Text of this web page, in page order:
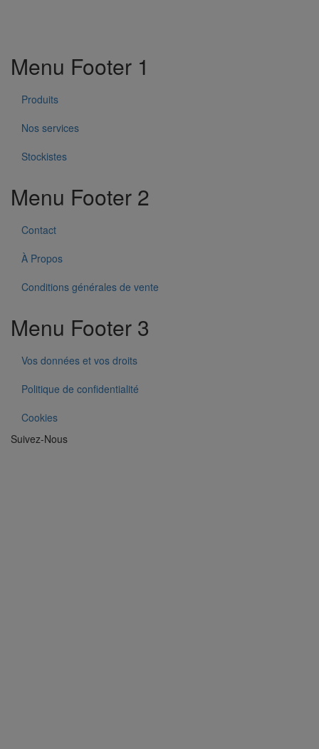
Menu Footer 1
Produits
Nos services
Stockistes
Menu Footer 2
Contact
À Propos
Conditions générales de vente
Menu Footer 3
Vos données et vos droits
Politique de confidentialité
Cookies
Suivez-Nous